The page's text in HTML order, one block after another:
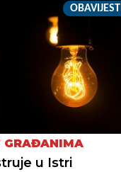
OBAVIJESTI
GRAĐANIMA
u Istri